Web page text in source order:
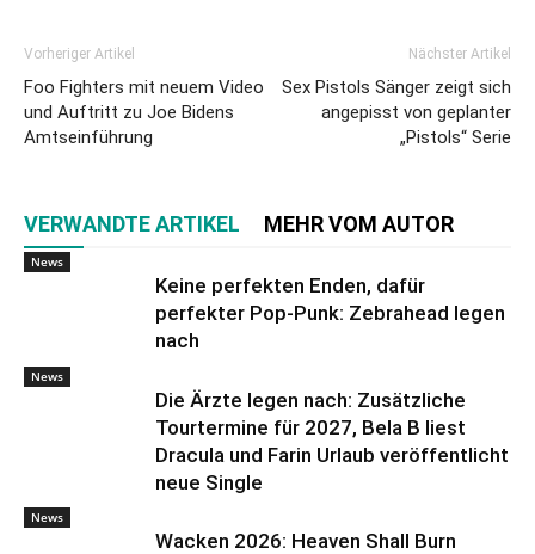
Vorheriger Artikel
Foo Fighters mit neuem Video
und Auftritt zu Joe Bidens
Amtseinführung
Nächster Artikel
Sex Pistols Sänger zeigt sich
angepisst von geplanter
„Pistols“ Serie
VERWANDTE ARTIKEL MEHR VOM AUTOR
News
Keine perfekten Enden, dafür
perfekter Pop-Punk: Zebrahead legen
nach
News
Die Ärzte legen nach: Zusätzliche
Tourtermine für 2027, Bela B liest
Dracula und Farin Urlaub veröffentlicht
neue Single
News
Wacken 2026: Heaven Shall Burn